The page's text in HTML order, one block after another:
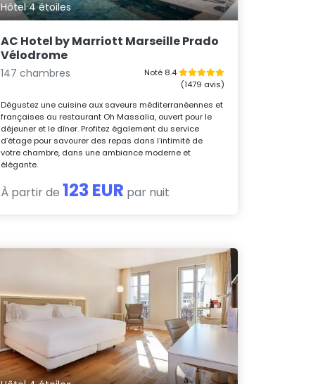
Hôtel 4 étoiles
AC Hotel by Marriott Marseille Prado
Vélodrome
147 chambres
Noté 8.4
(1479 avis)
Dégustez une cuisine aux saveurs méditerranéennes et
françaises au restaurant Oh Massalia, ouvert pour le
déjeuner et le dîner. Profitez également du service
d’étage pour savourer des repas dans l’intimité de
votre chambre, dans une ambiance moderne et
élégante.
À partir de123 EUR par nuit